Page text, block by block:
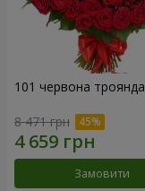
101 червона троянда
8 471 грн
Замовити